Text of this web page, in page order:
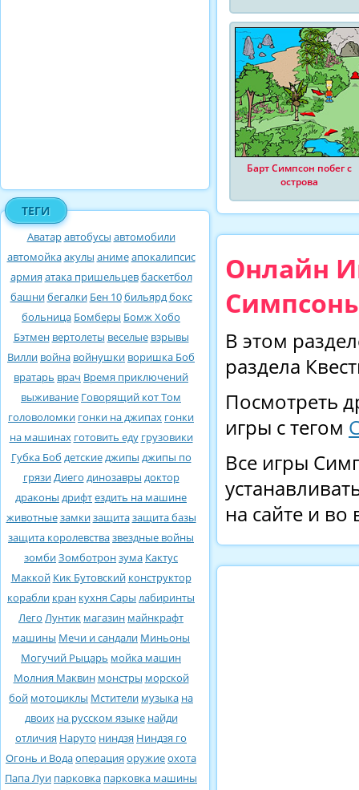
ТЕГИ
Аватаравтобусы автомобили
автомойкаакулы анимеапокалипсис
армия атака пришельцевбаскетбол
башнибегалки Бен 10бильярдбокс
больница Бомберы Бомж Хобо
Бэтмен вертолеты веселые взрывы
Вилли война войнушки воришка Боб
вратарь врач Время приключений
выживание Говорящий кот Том
головоломки гонки на джипах гонки
на машинах готовить еду грузовики
Губка Боб детскиеджипы джипы по
грязиДиего динозавры доктор
драконы дрифтездить на машине
животныезамкизащитазащита базы
защита королевствазвездные войны
зомбиЗомботронзума Кактус
Маккой Кик Бутовский конструктор
корабли кран кухня Сары лабиринты
Лего Лунтик магазин майнкрафт
машины Мечи и сандали Миньоны
Могучий Рыцарь мойка машин
Молния Маквин монстры морской
бой мотоциклы Мстители музыка на
двоих на русском языке найди
отличия Наруто ниндзя Ниндзя го
Огонь и Водаоперация оружиеохота
Папа Луи парковка парковка машины
Барт Симпсон побег с
острова
Онлайн
В этом
раздела
Посмотреть
игры с тегом
Все игры
на сайте и